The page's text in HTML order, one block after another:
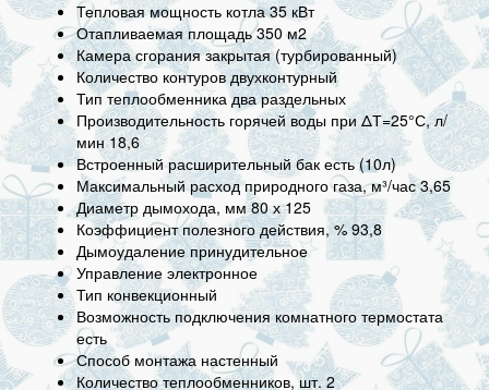
Тепловая мощность котла 35 кВт
Отапливаемая площадь 350 м2
Камера сгорания закрытая (турбированный)
Количество контуров двухконтурный
Тип теплообменника два раздельных
Производительность горячей воды при ΔТ=25°С, л/
мин 18,6
Встроенный расширительный бак есть (10л)
Максимальный расход природного газа, м³/час 3,65
Диаметр дымохода, мм 80 х 125
Коэффициент полезного действия, % 93,8
Дымоудаление принудительное
Управление электронное
Тип конвекционный
Возможность подключения комнатного термостата
есть
Способ монтажа настенный
Количество теплообменников, шт. 2